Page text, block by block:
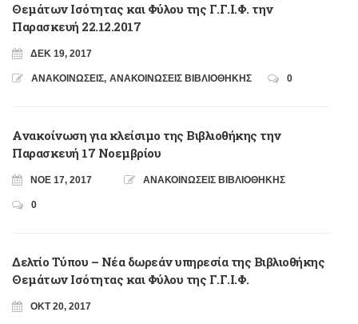
Θεμάτων Ισότητας και Φύλου της Γ.Γ.Ι.Φ. την
Παρασκευή 22.12.2017
ΔΕΚ 19, 2017
ΑΝΑΚΟΙΝΩΣΕΙΣ, ΑΝΑΚΟΙΝΩΣΕΙΣ ΒΙΒΛΙΟΘΗΚΗΣ 0
Ανακοίνωση για κλείσιμο της Βιβλιοθήκης την
Παρασκευή 17 Νοεμβρίου
ΝΟΈ 17, 2017 ΑΝΑΚΟΙΝΩΣΕΙΣ ΒΙΒΛΙΟΘΗΚΗΣ
0
Δελτίο Τύπου – Νέα δωρεάν υπηρεσία της Βιβλιοθήκης
Θεμάτων Ισότητας και Φύλου της Γ.Γ.Ι.Φ.
ΟΚΤ 20, 2017